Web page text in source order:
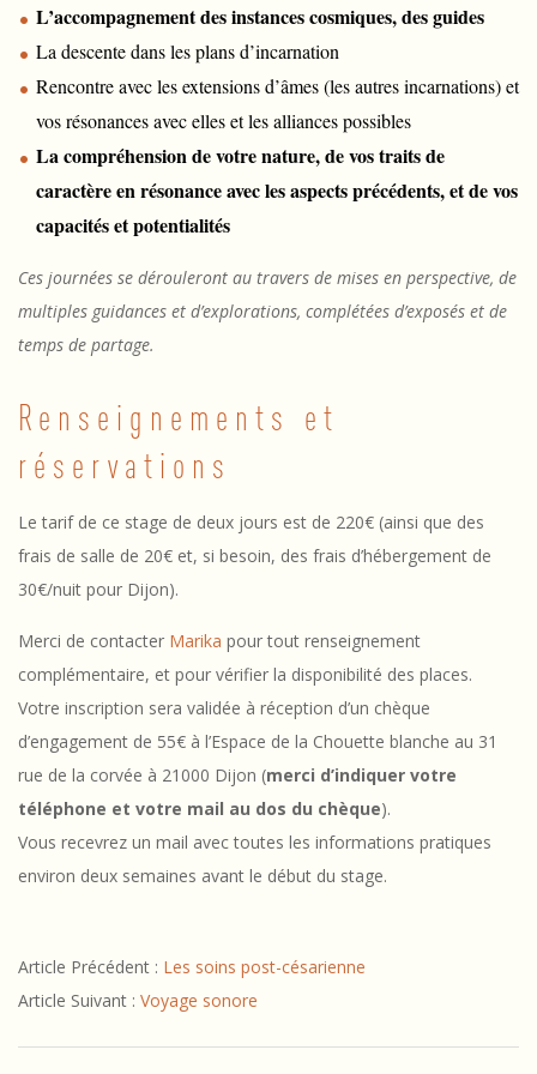
L’accompagnement des instances cosmiques, des guides
La descente dans les plans d’incarnation
Rencontre avec les extensions d’âmes (les autres incarnations) et
vos résonances avec elles et les alliances possibles
La compréhension de votre nature, de vos traits de
caractère en résonance avec les aspects précédents, et de vos
capacités et potentialités
Ces journées se dérouleront au travers de mises en perspective, de
multiples guidances et d’explorations, complétées d’exposés et de
temps de partage.
Renseignements et
réservations
Le tarif de ce stage de deux jours est de 220€ (ainsi que des
frais de salle de 20€ et, si besoin, des frais d’hébergement de
30€/nuit pour Dijon).
Merci de contacter Marika pour tout renseignement
complémentaire, et pour vérifier la disponibilité des places.
Votre inscription sera validée à réception d’un chèque
d’engagement de 55€ à l’Espace de la Chouette blanche au 31
rue de la corvée à 21000 Dijon (merci d’indiquer votre
téléphone et votre mail au dos du chèque).
Vous recevrez un mail avec toutes les informations pratiques
environ deux semaines avant le début du stage.
02-
13
Article Précédent : Les soins post-césarienne
Article Suivant : Voyage sonore